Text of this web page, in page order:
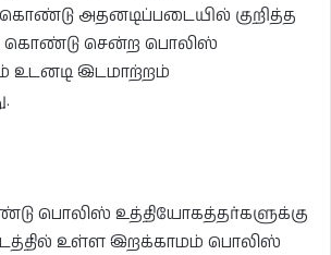
அதனடிப்படையில் குறித்த
கொண்டு சென்ற பொலிஸ்
உடனடி இடமாற்றம்
பொலிஸ் உத்தியோகத்தர்களுக்கு
உள்ள இறக்காமம் பொலிஸ்